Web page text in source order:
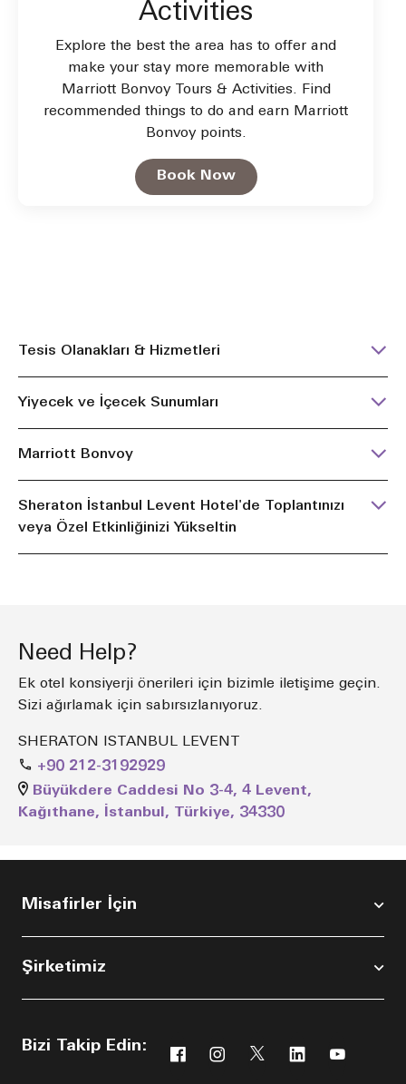
Activities
Explore the best the area has to offer and
make your stay more memorable with
Marriott Bonvoy Tours & Activities. Find
recommended things to do and earn Marriott
Bonvoy points.
Book NowOpen in New Tab
Tesis Olanakları & Hizmetleri
Yiyecek ve İçecek Sunumları
Marriott Bonvoy
Sheraton İstanbul Levent Hotel'de Toplantınızı
veya Özel Etkinliğinizi Yükseltin
Need Help?
Ek otel konsiyerji önerileri için bizimle iletişime geçin.
Sizi ağırlamak için sabırsızlanıyoruz.
SHERATON ISTANBUL LEVENT
+90 212-3192929
Büyükdere Caddesi No 3-4, 4 Levent,
Kağıthane, İstanbul, Türkiye, 34330
Misafirler İçin
Şirketimiz
Bizi Takip Edin:
Facebook
Yeni bir pencerede açılır
Instagram
Yeni bir pencerede açılır
Twitter
Yeni bir pencerede
Linkedin
Yeni bir